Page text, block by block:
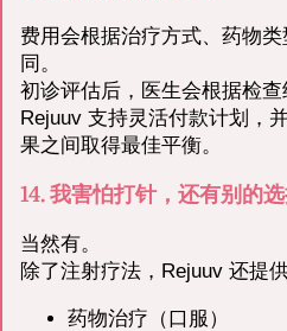
费用会根据治疗方式、药物
同。
初诊评估后，医生会根据检查
Rejuuv 支持灵活付款计划，
果之间取得最佳平衡。
14. 我害怕打针，还有别的
当然有。
除了注射疗法，Rejuuv 还提供
药物治疗（口服）